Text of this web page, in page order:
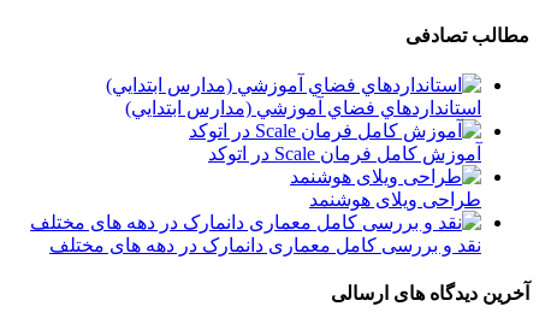
مطالب تصادفی
استانداردهاي فضاي آموزشي (مدارس ابتدايي)
آموزش کامل فرمان Scale در اتوکد
طراحی ویلای هوشنمد
نقد و بررسی کامل معماری دانمارک در دهه های مختلف
آخرین دیدگاه های ارسالی